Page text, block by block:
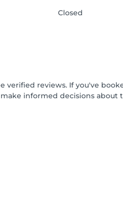
Closed
verified reviews. If you've
informed decisions about